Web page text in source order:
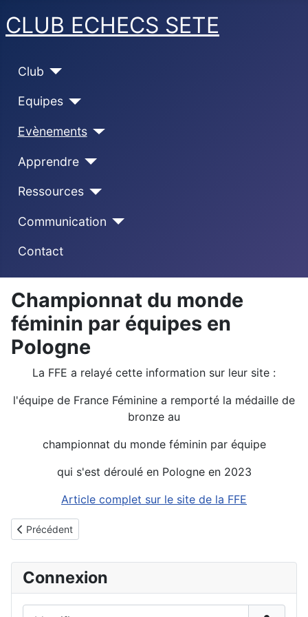
CLUB ECHECS SETE
Club
Equipes
Evènements
Apprendre
Ressources
Communication
Contact
Championnat du monde
féminin par équipes en
Pologne
La FFE a relayé cette information sur leur site :
l'équipe de France Féminine a remporté la médaille de
bronze au
championnat du monde féminin par équipe
qui s'est déroulé en Pologne en 2023
Article complet sur le site de la FFE
Détails
Article précédent : Régional féminin Mai 2026
Précédent
Connexion